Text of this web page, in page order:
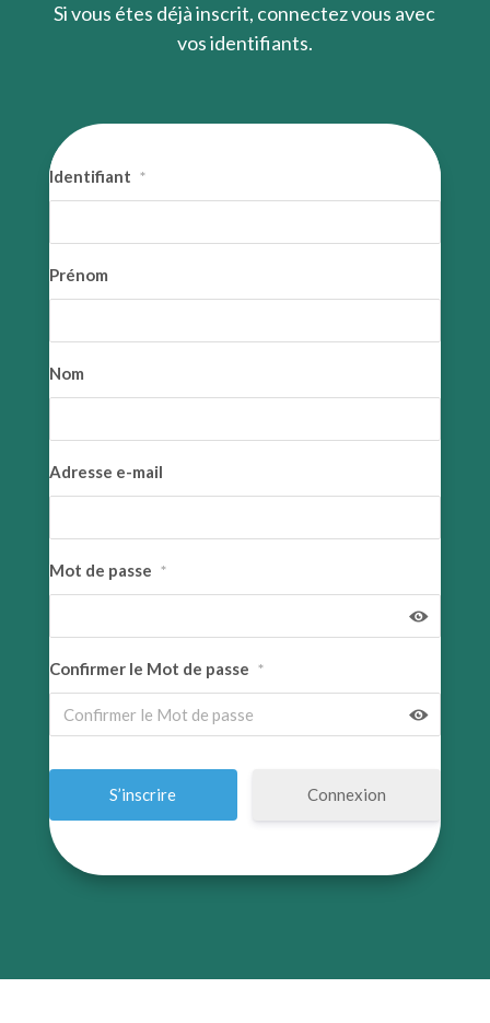
Si vous étes déjà inscrit, connectez vous avec
vos identifiants.
Identifiant *
Prénom
Nom
Adresse e-mail
Mot de passe *
Confirmer le Mot de passe *
Connexion